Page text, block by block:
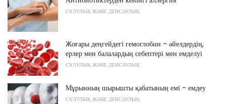
СҰЛУЛЫҚ ЖӘНЕ ДЕНСАУЛЫҚ
Жоғары деңгейдегі гемоглобин - әйелдердің,
ерлер мен балалардың себептері мен емделуі
СҰЛУЛЫҚ ЖӘНЕ ДЕНСАУЛЫҚ
Мұрынның шырышты қабатының емі - емдеу
СҰЛУЛЫҚ ЖӘНЕ ДЕНСАУЛЫҚ